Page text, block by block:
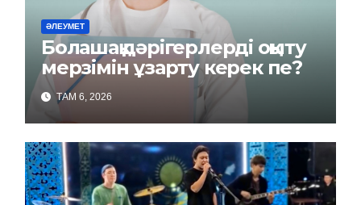
ӘЛЕУМЕТ
Болашақ дәрігерлерді оқыту
мерзімін ұзарту керек пе?
ТАМ 6, 2026